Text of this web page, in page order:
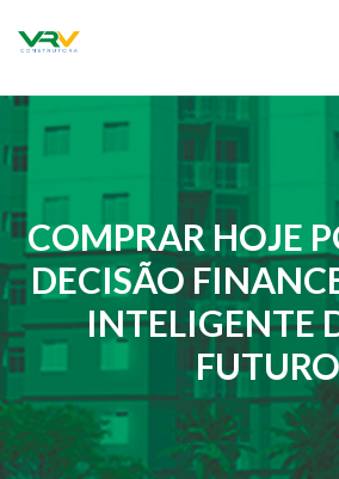
COMPRAR HOJE
DECISÃO
INTELIGENTE
FUTURO